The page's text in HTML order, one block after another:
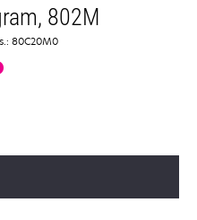
802M
80C20M0